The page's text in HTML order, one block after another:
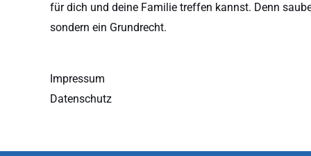
für dich und deine Familie treffen kannst. Denn
sondern ein Grundrecht.
Impressum
Datenschutz